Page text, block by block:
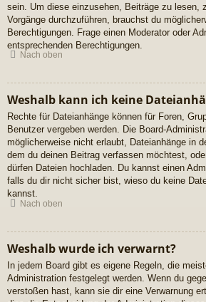
sein. Um diese einzusehen, Beiträge zu lesen,
Vorgänge durchzuführen, brauchst du
Berechtigungen. Frage einen Moderator oder
entsprechenden Berechtigungen.
Nach oben
Weshalb kann ich keine
Rechte für Dateianhänge können für Foren,
Benutzer vergeben werden. Die Board-
möglicherweise nicht erlaubt, Dateianhänge in
dem du deinen Beitrag verfassen möchtest,
dürfen Dateien hochladen. Du kannst einen
falls du dir nicht sicher bist, wieso du keine
kannst.
Nach oben
Weshalb wurde ich verwarnt?
In jedem Board gibt es eigene Regeln, die
Administration festgelegt werden. Wenn du
verstoßen hast, kann sie dir eine Verwarnung